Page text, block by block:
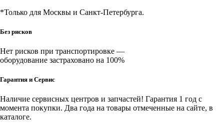
*Только для Москвы и Санкт-Петербурга.
Без рисков
Нет рисков при транспортировке —
оборудование застраховано на 100%
Гарантия и Сервис
Наличие сервисных центров и запчастей! Гарантия 1 год с
момента покупки. Два года на товары отмеченные на сайте, в
каталоге.